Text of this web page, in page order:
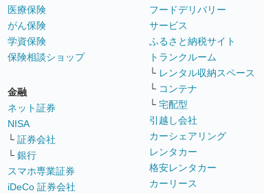
医療保険
がん保険
学資保険
保険相談ショップ
金融
ネット証券
NISA
└ 証券会社
└ 銀行
スマホ専業証券
iDeCo 証券会社
フードデリバリー
サービス
ふるさと納税サイト
トランクルーム
└ レンタル収納スペース
└ コンテナ
└ 宅配型
引越し会社
カーシェアリング
レンタカー
格安レンタカー
カーリース